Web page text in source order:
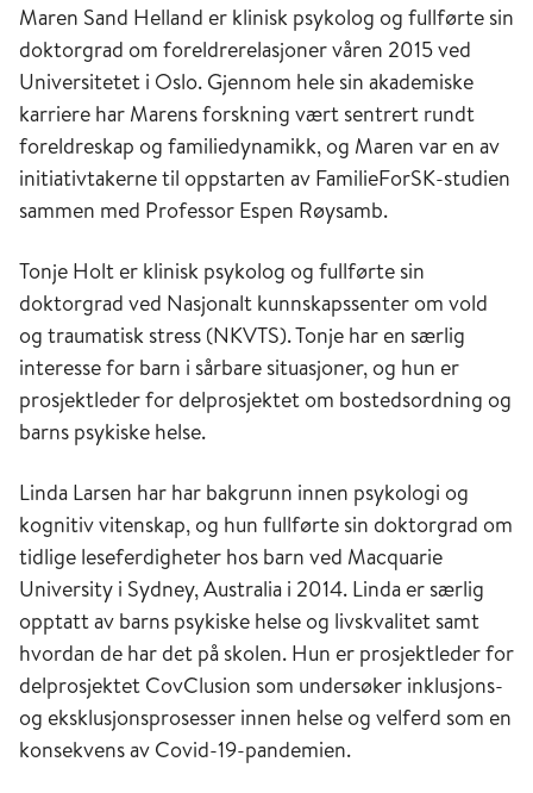
Maren Sand Helland er klinisk psykolog og fullførte sin
doktorgrad om foreldrerelasjoner våren 2015 ved
Universitetet i Oslo. Gjennom hele sin akademiske
karriere har Marens forskning vært sentrert rundt
foreldreskap og familiedynamikk, og Maren var en av
initiativtakerne til oppstarten av FamilieForSK-studien
sammen med Professor Espen Røysamb.
Tonje Holt er klinisk psykolog og fullførte sin
doktorgrad ved Nasjonalt kunnskapssenter om vold
og traumatisk stress (NKVTS). Tonje har en særlig
interesse for barn i sårbare situasjoner, og hun er
prosjektleder for delprosjektet om bostedsordning og
barns psykiske helse.
Linda Larsen har har bakgrunn innen psykologi og
kognitiv vitenskap, og hun fullførte sin doktorgrad om
tidlige leseferdigheter hos barn ved Macquarie
University i Sydney, Australia i 2014. Linda er særlig
opptatt av barns psykiske helse og livskvalitet samt
hvordan de har det på skolen. Hun er prosjektleder for
delprosjektet CovClusion som undersøker inklusjons-
og eksklusjonsprosesser innen helse og velferd som en
konsekvens av Covid-19-pandemien.